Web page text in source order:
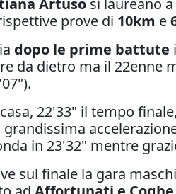
Artuso si laureano a
prove di 10km e
dopo le prime battute
da dietro ma il 22enne
22'33" il tempo finale,
in 23'32" mentre
sul finale la gara